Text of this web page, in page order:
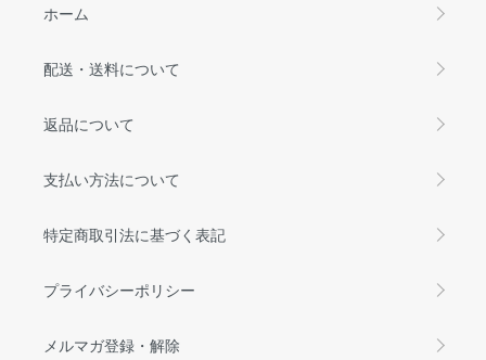
ホーム
配送・送料について
返品について
支払い方法について
特定商取引法に基づく表記
プライバシーポリシー
メルマガ登録・解除